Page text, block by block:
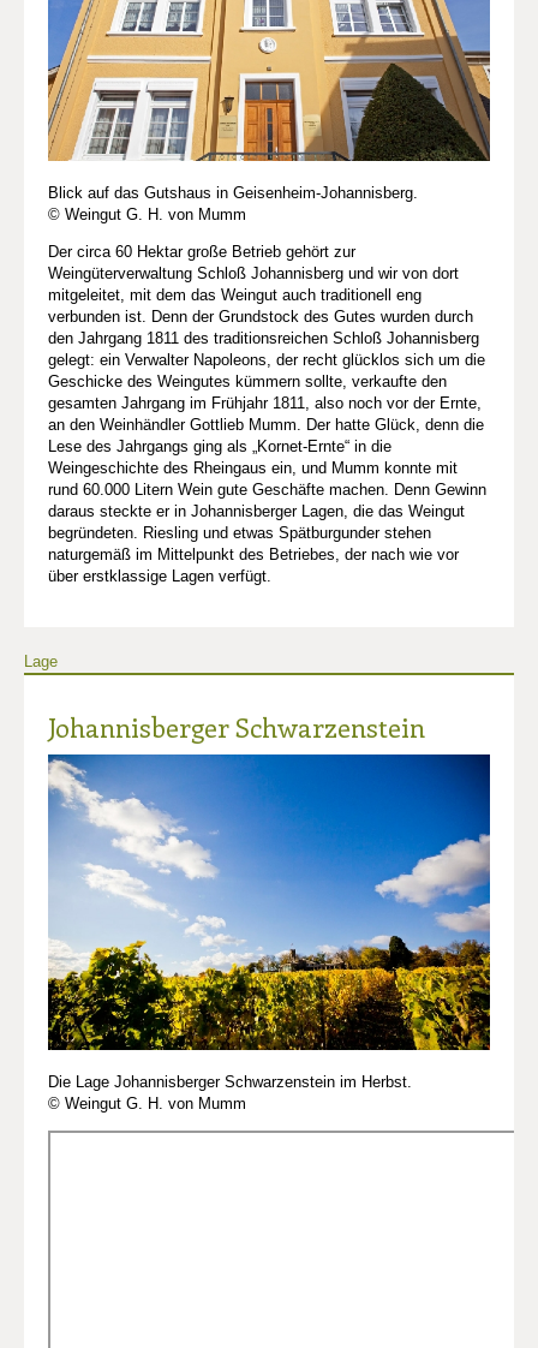
Blick auf das Gutshaus in Geisenheim-Johannisberg.
© Weingut G. H. von Mumm
Der circa 60 Hektar große Betrieb gehört zur
Weingüterverwaltung Schloß Johannisberg und wir von dort
mitgeleitet, mit dem das Weingut auch traditionell eng
verbunden ist. Denn der Grundstock des Gutes wurden durch
den Jahrgang 1811 des traditionsreichen Schloß Johannisberg
gelegt: ein Verwalter Napoleons, der recht glücklos sich um die
Geschicke des Weingutes kümmern sollte, verkaufte den
gesamten Jahrgang im Frühjahr 1811, also noch vor der Ernte,
an den Weinhändler Gottlieb Mumm. Der hatte Glück, denn die
Lese des Jahrgangs ging als „Kornet-Ernte“ in die
Weingeschichte des Rheingaus ein, und Mumm konnte mit
rund 60.000 Litern Wein gute Geschäfte machen. Denn Gewinn
daraus steckte er in Johannisberger Lagen, die das Weingut
begründeten. Riesling und etwas Spätburgunder stehen
naturgemäß im Mittelpunkt des Betriebes, der nach wie vor
über erstklassige Lagen verfügt.
Lage
Johannisberger Schwarzenstein
Die Lage Johannisberger Schwarzenstein im Herbst.
© Weingut G. H. von Mumm